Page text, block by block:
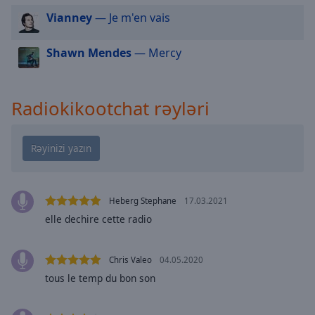
close
window.
Color
Opacity
Text
Background
Opacity
Caption
Vianney— Je m'en vais
Shawn Mendes— Mercy
Radiokikootchat rəyləri
Heberg Stephane 17.03.2021
elle dechire cette radio
Chris Valeo 04.05.2020
tous le temp du bon son